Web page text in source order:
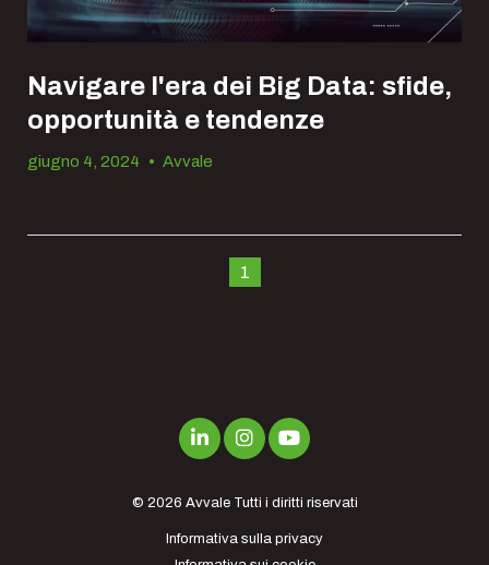
Navigare l'era dei Big Data: sfide,
opportunità e tendenze
giugno 4, 2024 • Avvale
1
© 2026 AvvaleTutti i diritti riservati
Informativa sulla privacy